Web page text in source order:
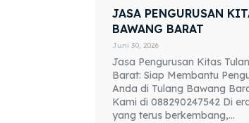
destinations
destinations
JASA PENGURUSAN
BAWANG BARAT
Juni 30, 2026
Jasa Pengurusan Kitas
Barat: Siap Membantu
Anda di Tulang Bawang
Kami di 088290247542 Di
yang terus berkembang,...